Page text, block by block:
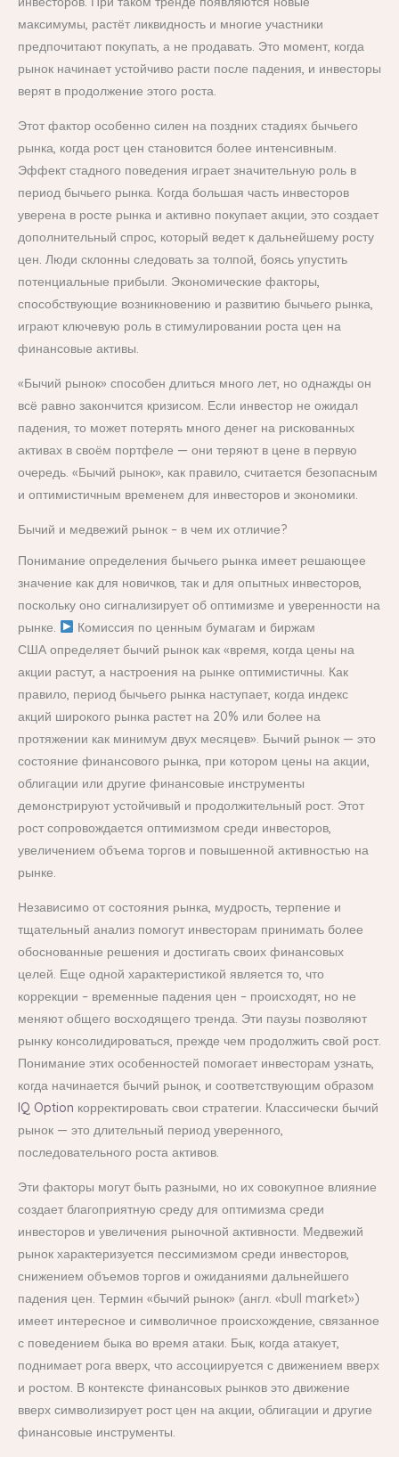
максимумы, растёт ликвидность и многие участники
предпочитают покупать, а не продавать. Это момент, когда
рынок начинает устойчиво расти после падения, и инвесторы
верят в продолжение этого роста.
Этот фактор особенно силен на поздних стадиях бычьего
рынка, когда рост цен становится более интенсивным.
Эффект стадного поведения играет значительную роль в
период бычьего рынка. Когда большая часть инвесторов
уверена в росте рынка и активно покупает акции, это создает
дополнительный спрос, который ведет к дальнейшему росту
цен. Люди склонны следовать за толпой, боясь упустить
потенциальные прибыли. Экономические факторы,
способствующие возникновению и развитию бычьего рынка,
играют ключевую роль в стимулировании роста цен на
финансовые активы.
«Бычий рынок» способен длиться много лет, но однажды он
всё равно закончится кризисом. Если инвестор не ожидал
падения, то может потерять много денег на рискованных
активах в своём портфеле — они теряют в цене в первую
очередь. «Бычий рынок», как правило, считается безопасным
и оптимистичным временем для инвесторов и экономики.
Бычий и медвежий рынок – в чем их отличие?
Понимание определения бычьего рынка имеет решающее
значение как для новичков, так и для опытных инвесторов,
поскольку оно сигнализирует об оптимизме и уверенности на
рынке.
Комиссия по ценным бумагам и биржам
США определяет бычий рынок как «время, когда цены на
акции растут, а настроения на рынке оптимистичны. Как
правило, период бычьего рынка наступает, когда индекс
акций широкого рынка растет на 20% или более на
протяжении как минимум двух месяцев». Бычий рынок — это
состояние финансового рынка, при котором цены на акции,
облигации или другие финансовые инструменты
демонстрируют устойчивый и продолжительный рост. Этот
рост сопровождается оптимизмом среди инвесторов,
увеличением объема торгов и повышенной активностью на
рынке.
Независимо от состояния рынка, мудрость, терпение и
тщательный анализ помогут инвесторам принимать более
обоснованные решения и достигать своих финансовых
целей. Еще одной характеристикой является то, что
коррекции – временные падения цен – происходят, но не
меняют общего восходящего тренда. Эти паузы позволяют
рынку консолидироваться, прежде чем продолжить свой рост.
Понимание этих особенностей помогает инвесторам узнать,
когда начинается бычий рынок, и соответствующим образом
IQ Option корректировать свои стратегии. Классически бычий
рынок — это длительный период уверенного,
последовательного роста активов.
Эти факторы могут быть разными, но их совокупное влияние
создает благоприятную среду для оптимизма среди
инвесторов и увеличения рыночной активности. Медвежий
рынок характеризуется пессимизмом среди инвесторов,
снижением объемов торгов и ожиданиями дальнейшего
падения цен. Термин «бычий рынок» (англ. «bull market»)
имеет интересное и символичное происхождение, связанное
с поведением быка во время атаки. Бык, когда атакует,
поднимает рога вверх, что ассоциируется с движением вверх
и ростом. В контексте финансовых рынков это движение
вверх символизирует рост цен на акции, облигации и другие
финансовые инструменты.